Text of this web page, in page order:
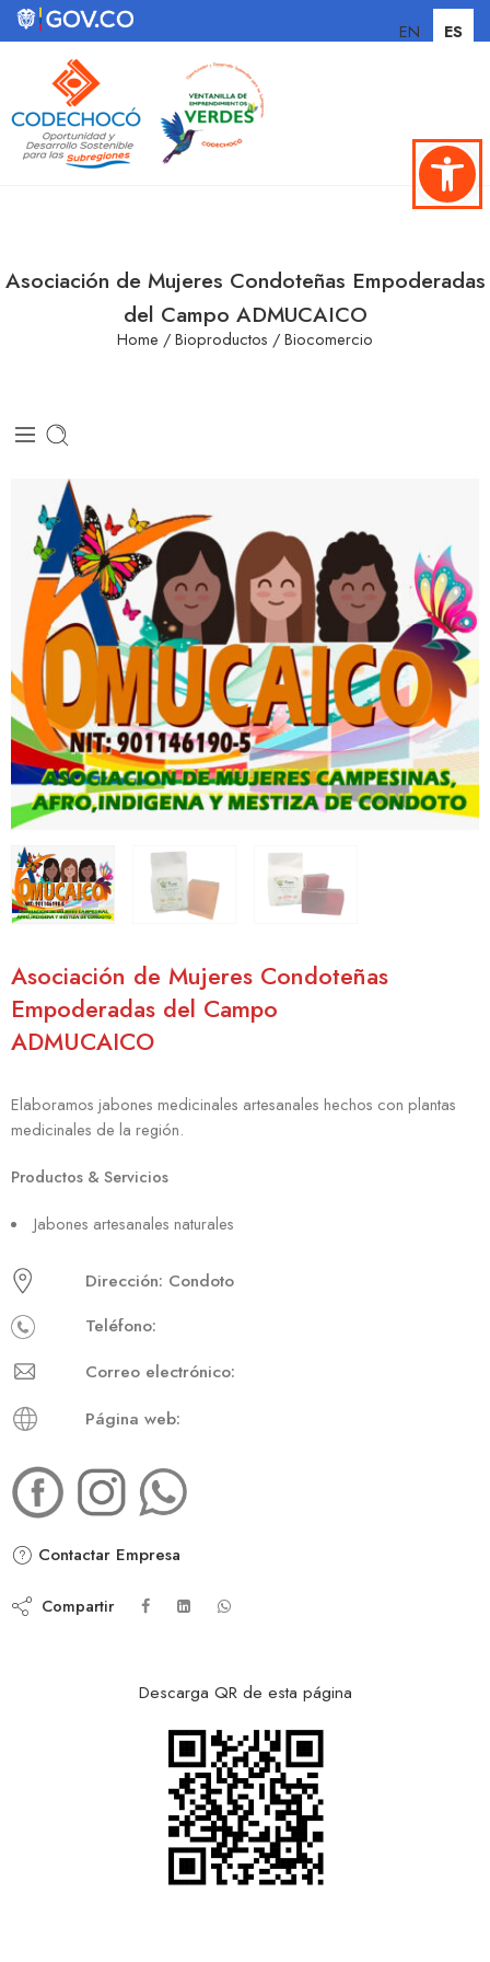
Abrir
Asociación de Mujeres Condoteñas Empoderadas
del Campo ADMUCAICO
Home /Bioproductos /Biocomercio
Asociación de Mujeres Condoteñas
Empoderadas del Campo
ADMUCAICO
Elaboramos jabones medicinales artesanales hechos con plantas
medicinales de la región.
Productos & Servicios
Jabones artesanales naturales
Dirección: Condoto
Teléfono:
Correo electrónico:
Página web:
Contactar Empresa
Compartir
Descarga QR de esta página
EN ES